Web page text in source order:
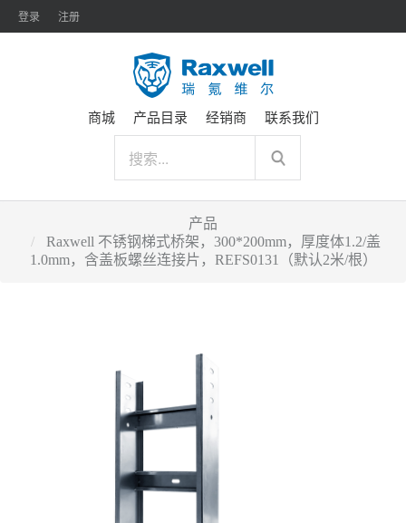
登录 注册
商城 产品目录 经销商 联系我们
产品
Raxwell 不锈钢梯式桥架，300*200mm，厚度体1.2/盖
1.0mm，含盖板螺丝连接片，REFS0131（默认2米/根）